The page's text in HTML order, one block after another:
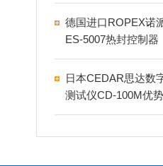
德国进口ROPEX诺
ES-5007热封控制器
日本CEDAR思达数
测试仪CD-100M优